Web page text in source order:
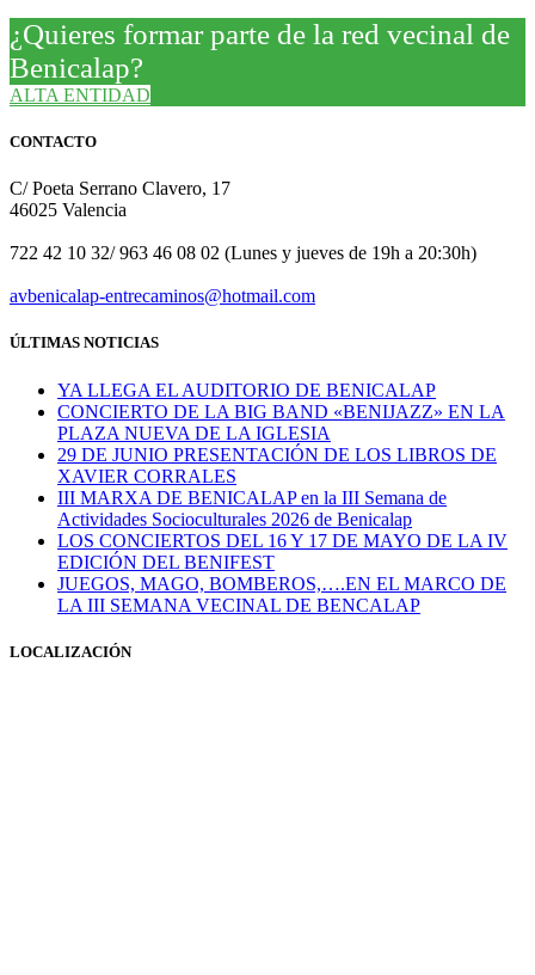
¿Quieres formar parte de la red vecinal de
Benicalap?
ALTA ENTIDAD
CONTACTO
C/ Poeta Serrano Clavero, 17
46025 Valencia
722 42 10 32/ 963 46 08 02 (Lunes y jueves de 19h a 20:30h)
avbenicalap-entrecaminos@hotmail.com
ÚLTIMAS NOTICIAS
YA LLEGA EL AUDITORIO DE BENICALAP
CONCIERTO DE LA BIG BAND «BENIJAZZ» EN LA
PLAZA NUEVA DE LA IGLESIA
29 DE JUNIO PRESENTACIÓN DE LOS LIBROS DE
XAVIER CORRALES
III MARXA DE BENICALAP en la III Semana de
Actividades Socioculturales 2026 de Benicalap
LOS CONCIERTOS DEL 16 Y 17 DE MAYO DE LA IV
EDICIÓN DEL BENIFEST
JUEGOS, MAGO, BOMBEROS,….EN EL MARCO DE
LA III SEMANA VECINAL DE BENCALAP
LOCALIZACIÓN